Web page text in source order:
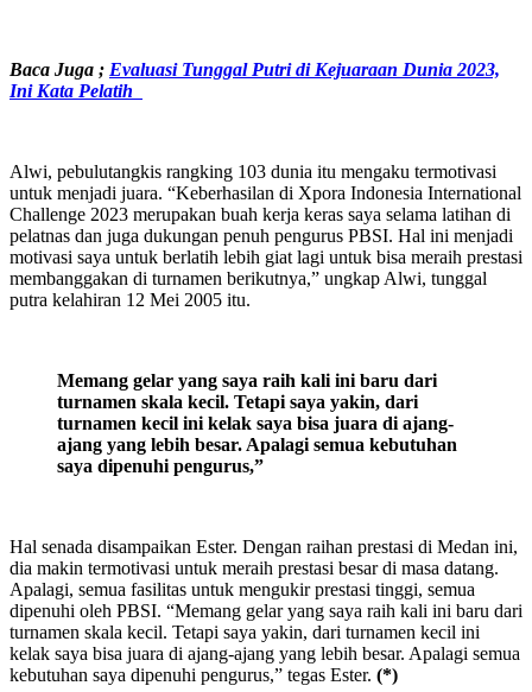
Baca Juga ; Evaluasi Tunggal Putri di Kejuaraan Dunia 2023,
Ini Kata Pelatih
Alwi, pebulutangkis rangking 103 dunia itu mengaku termotivasi
untuk menjadi juara. “Keberhasilan di Xpora Indonesia International
Challenge 2023 merupakan buah kerja keras saya selama latihan di
pelatnas dan juga dukungan penuh pengurus PBSI. Hal ini menjadi
motivasi saya untuk berlatih lebih giat lagi untuk bisa meraih prestasi
membanggakan di turnamen berikutnya,” ungkap Alwi, tunggal
putra kelahiran 12 Mei 2005 itu.
Memang gelar yang saya raih kali ini baru dari
turnamen skala kecil. Tetapi saya yakin, dari
turnamen kecil ini kelak saya bisa juara di ajang-
ajang yang lebih besar. Apalagi semua kebutuhan
saya dipenuhi pengurus,”
Hal senada disampaikan Ester. Dengan raihan prestasi di Medan ini,
dia makin termotivasi untuk meraih prestasi besar di masa datang.
Apalagi, semua fasilitas untuk mengukir prestasi tinggi, semua
dipenuhi oleh PBSI. “Memang gelar yang saya raih kali ini baru dari
turnamen skala kecil. Tetapi saya yakin, dari turnamen kecil ini
kelak saya bisa juara di ajang-ajang yang lebih besar. Apalagi semua
kebutuhan saya dipenuhi pengurus,” tegas Ester. (*)